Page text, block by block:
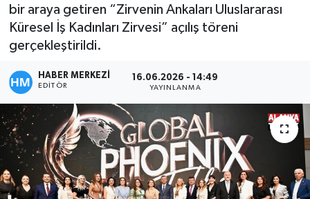
bir araya getiren “Zirvenin Ankaları Uluslararası
Küresel İş Kadınları Zirvesi” açılış töreni
gerçekleştirildi.
HABER MERKEZİ
EDITÖR
16.06.2026 - 14:49
YAYINLANMA
SPOR
ÇEVRE
KÜLTÜR SANAT
Tüm Manşetler
Son Dakika Haberleri
Haber Arşivi